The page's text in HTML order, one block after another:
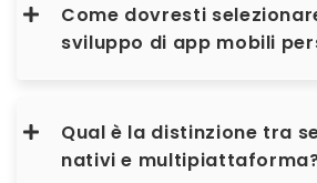
Come dovresti
sviluppo di app mobili
Qual è la distinzione tra
nativi e